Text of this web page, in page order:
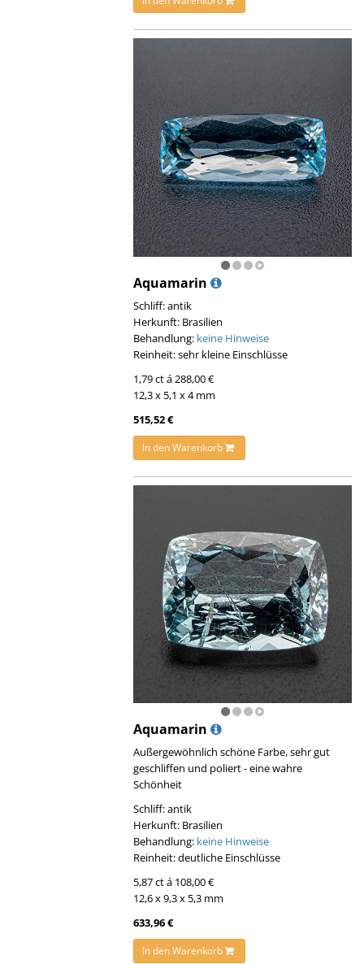
Aquamarin
Schliff: antik
Herkunft: Brasilien
Behandlung: keine Hinweise
Reinheit: sehr kleine Einschlüsse
1,79 ct á 288,00 €
12,3 x 5,1 x 4 mm
515,52 €
In den Warenkorb
Aquamarin
Außergewöhnlich schöne Farbe, sehr gut
geschliffen und poliert - eine wahre
Schönheit
Schliff: antik
Herkunft: Brasilien
Behandlung: keine Hinweise
Reinheit: deutliche Einschlüsse
5,87 ct á 108,00 €
12,6 x 9,3 x 5,3 mm
633,96 €
In den Warenkorb